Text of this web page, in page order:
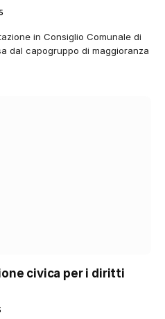
in Consiglio Comunale di
dal capogruppo di maggioranza
civica per i diritti